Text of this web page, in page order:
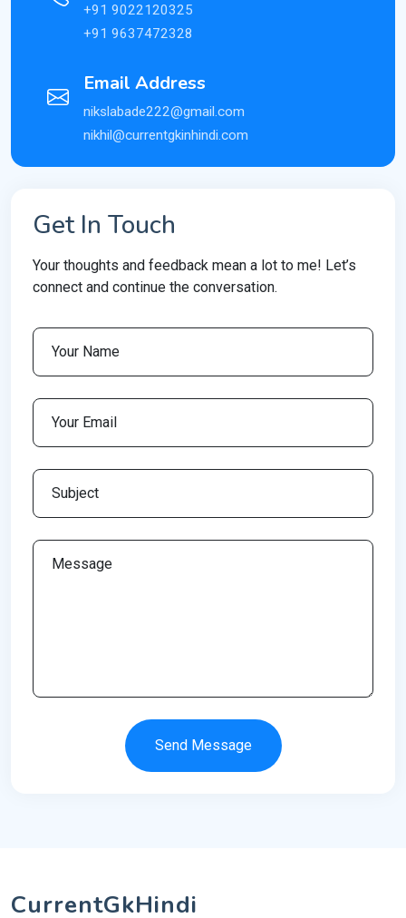
+91 9022120325
+91 9637472328
Email Address
nikslabade222@gmail.com
nikhil@currentgkinhindi.com
Get In Touch
Your thoughts and feedback mean a lot to me! Let’s
connect and continue the conversation.
Send Message
CurrentGkHindi